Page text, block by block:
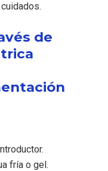
de
fría o gel.